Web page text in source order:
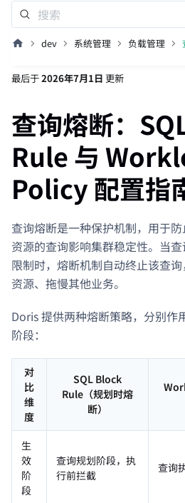
dev 系统管理 负载管理
最后于2026年7月1日 更新
查询熔断：
Rule 与
Policy 配置指
查询熔断是一种保护机制，用于
资源的查询影响集群稳定性。当
限制时，熔断机制自动终止该查
资源、拖慢其他业务。
Doris 提供两种熔断策略，分别作
阶段：
对
比
维
度
SQL Block
Rule（规划时熔
断）
生
效
阶
段
查询规划阶段，执
行前拦截
查询